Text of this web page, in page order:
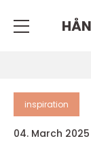
inspiration
04. March 2025